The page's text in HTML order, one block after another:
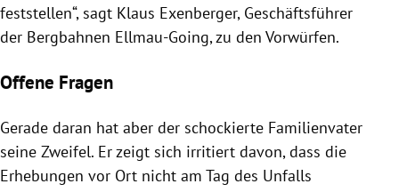
feststellen“, sagt Klaus Exenberger, Geschäftsführer
der Bergbahnen Ellmau-Going, zu den Vorwürfen.
Offene Fragen
Gerade daran hat aber der schockierte Familienvater
seine Zweifel. Er zeigt sich irritiert davon, dass die
Erhebungen vor Ort nicht am Tag des Unfalls